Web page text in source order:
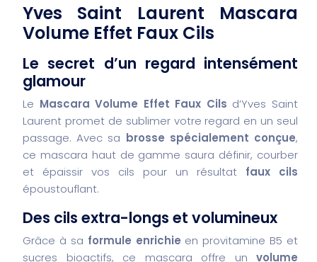
Yves Saint Laurent Mascara
Volume Effet Faux Cils
Le secret d’un regard intensément
glamour
Le Mascara Volume Effet Faux Cils d’Yves Saint
Laurent promet de sublimer votre regard en un seul
passage. Avec sa brosse spécialement conçue,
ce mascara haut de gamme saura définir, courber
et épaissir vos cils pour un résultat faux cils
époustouflant.
Des cils extra-longs et volumineux
Grâce à sa formule enrichie en provitamine B5 et
sucres bioactifs, ce mascara offre un volume